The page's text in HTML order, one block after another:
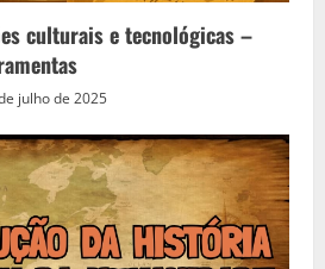
culturais e tecnológicas –
julho de 2025